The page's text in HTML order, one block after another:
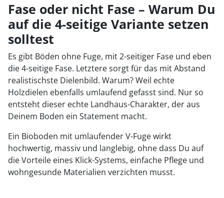
Fase oder nicht Fase – Warum Du
auf die 4-seitige Variante setzen
solltest
Es gibt Böden ohne Fuge, mit 2-seitiger Fase und eben
die 4-seitige Fase. Letztere sorgt für das mit Abstand
realistischste Dielenbild. Warum? Weil echte
Holzdielen ebenfalls umlaufend gefasst sind. Nur so
entsteht dieser echte Landhaus-Charakter, der aus
Deinem Boden ein Statement macht.
Ein Bioboden mit umlaufender V-Fuge wirkt
hochwertig, massiv und langlebig, ohne dass Du auf
die Vorteile eines Klick-Systems, einfache Pflege und
wohngesunde Materialien verzichten musst.